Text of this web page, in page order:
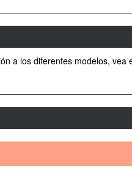
a los diferentes modelos,